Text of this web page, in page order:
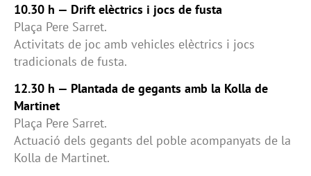
10.30 h — Drift elèctrics i jocs de fusta
Plaça Pere Sarret.
Activitats de joc amb vehicles elèctrics i jocs
tradicionals de fusta.
12.30 h — Plantada de gegants amb la Kolla de
Martinet
Plaça Pere Sarret.
Actuació dels gegants del poble acompanyats de la
Kolla de Martinet.